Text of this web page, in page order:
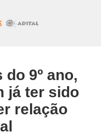
9º ano,
já ter sido
relação